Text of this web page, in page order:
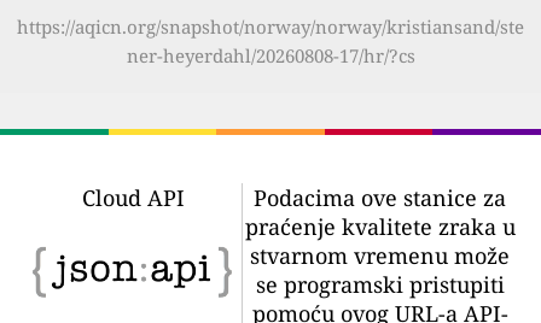
https://aqicn.org/snapshot/norway/norway/kristiansand/ste
ner-heyerdahl/20260808-17/hr/?cs
Cloud API
Podacima ove stanice za
praćenje kvalitete zraka u
stvarnom vremenu može
se programski pristupiti
pomoću ovog URL-a API-